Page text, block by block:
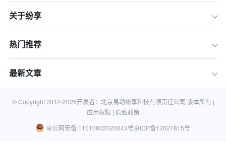
关于纷享
热门推荐
最新文章
© Copyright 2012-2026开发者：北京易动纷享科技有限责任公司 版本所有 |
应用权限 | 隐私政策
京公网安备 11010802020043号京ICP备12021815号